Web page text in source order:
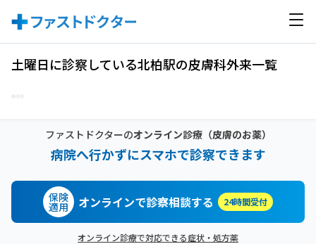
土曜日に診察している北柏駅の皮膚科外来一覧
ファストドクターのオンライン診療（皮膚のお薬）
病院へ行かずにスマホで診察できます
保険
適用 オンラインで診察相談する 24時間受付
オンライン診療で対応できる症状・処方薬